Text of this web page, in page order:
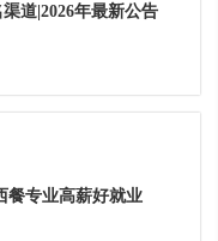
道|2026年最新公告
餐专业高薪好就业